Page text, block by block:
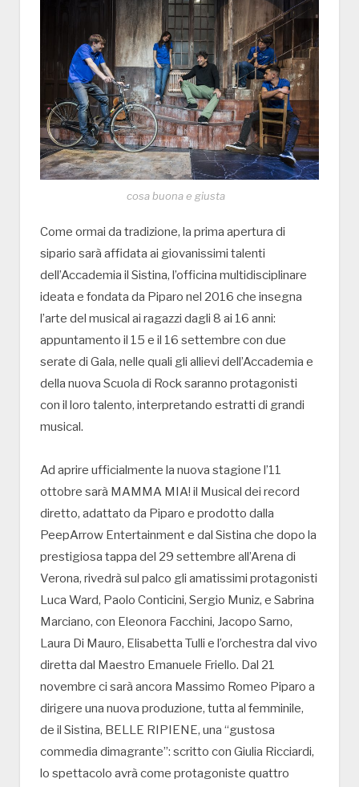
cosa buona e giusta
Come ormai da tradizione, la prima apertura di
sipario sarà affidata ai giovanissimi talenti
dell’Accademia il Sistina, l’officina multidisciplinare
ideata e fondata da Piparo nel 2016 che insegna
l’arte del musical ai ragazzi dagli 8 ai 16 anni:
appuntamento il 15 e il 16 settembre con due
serate di Gala, nelle quali gli allievi dell’Accademia e
della nuova Scuola di Rock saranno protagonisti
con il loro talento, interpretando estratti di grandi
musical.
Ad aprire ufficialmente la nuova stagione l’11
ottobre sarà MAMMA MIA! il Musical dei record
diretto, adattato da Piparo e prodotto dalla
PeepArrow Entertainment e dal Sistina che dopo la
prestigiosa tappa del 29 settembre all’Arena di
Verona, rivedrà sul palco gli amatissimi protagonisti
Luca Ward, Paolo Conticini, Sergio Muniz, e Sabrina
Marciano, con Eleonora Facchini, Jacopo Sarno,
Laura Di Mauro, Elisabetta Tulli e l’orchestra dal vivo
diretta dal Maestro Emanuele Friello. Dal 21
novembre ci sarà ancora Massimo Romeo Piparo a
dirigere una nuova produzione, tutta al femminile,
de il Sistina, BELLE RIPIENE, una “gustosa
commedia dimagrante”: scritto con Giulia Ricciardi,
lo spettacolo avrà come protagoniste quattro